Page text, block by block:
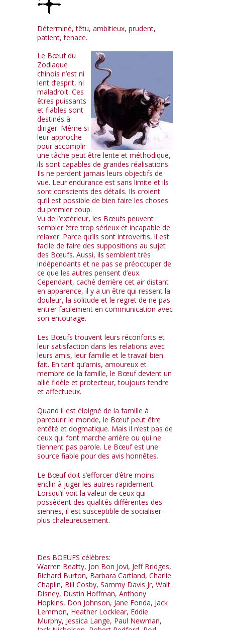
Déterminé, têtu, ambitieux, prudent,
patient, tenace.
Le Bœuf du
Zodiaque
chinois n’est ni
lent d’esprit, ni
maladroit. Ces
êtres puissants
et fiables sont
destinés à
diriger. Même si
leur approche
pour accomplir
une tâche peut être lente et méthodique,
ils sont capables de grandes réalisations.
Ils ne perdent jamais leurs objectifs de
vue. Leur endurance est sans limite et ils
sont conscients des détails. Ils croient
qu’il est possible de bien faire les choses
du premier coup.
Vu de l’extérieur, les Bœufs peuvent
sembler être trop sérieux et incapable de
relaxer. Parce qu’ils sont introvertis, il est
facile de faire des suppositions au sujet
des Bœufs. Aussi, ils semblent très
indépendants et ne pas se préoccuper de
ce que les autres pensent d’eux.
Cependant, caché derrière cet air distant
en apparence, il y a un être qui ressent la
douleur, la solitude et le regret de ne pas
entrer facilement en communication avec
son entourage.
Les Bœufs trouvent leurs réconforts et
leur satisfaction dans les relations avec
leurs amis, leur famille et le travail bien
fait. En tant qu’amis, amoureux et
membre de la famille, le Bœuf devient un
allié fidèle et protecteur, toujours tendre
et affectueux.
Quand il est éloigné de la famille à
parcourir le monde, le Bœuf peut être
entêté et dogmatique. Mais il n’est pas de
ceux qui font marche arrière ou qui ne
tiennent pas parole. Le Bœuf est une
source fiable pour des avis honnêtes.
Le Bœuf doit s’efforcer d’être moins
enclin à juger les autres rapidement.
Lorsqu’il voit la valeur de ceux qui
possèdent des qualités différentes des
siennes, il est susceptible de socialiser
plus chaleureusement.
Des BOEUFS célèbres:
Warren Beatty, Jon Bon Jovi, Jeff Bridges,
Richard Burton, Barbara Cartland, Charlie
Chaplin, Bill Cosby, Sammy Davis Jr, Walt
Disney, Dustin Hoffman, Anthony
Hopkins, Don Johnson, Jane Fonda, Jack
Lemmon, Heather Locklear, Eddie
Murphy, Jessica Lange, Paul Newman,